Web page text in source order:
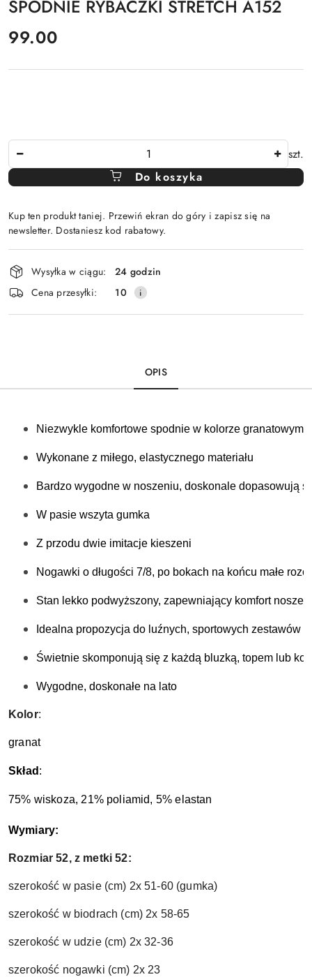
SPODNIE RYBACZKI STRETCH A152
cena:
99.00
szt.
Do koszyka
Kup ten produkt taniej. Przewiń ekran do góry i zapisz się na
newsletter. Dostaniesz kod rabatowy.
Dostępność
i
dostawa
Wysyłka w ciągu:
24 godzin
Cena przesyłki:
10
OPIS
Niezwykle komfortowe spodnie w kolorze granatowym
Wykonane z miłego, elastycznego materiału
Bardzo wygodne w noszeniu, doskonale dopasowują
W pasie wszyta gumka
Z przodu dwie imitacje kieszeni
Nogawki o długości 7/8, po bokach na końcu małe
Stan lekko podwyższony, zapewniający komfort
Idealna propozycja do luźnych, sportowych zestawów
Świetnie skomponują się z każdą bluzką, topem lub
Wygodne, doskonałe na lato
Kolor:
granat
Skład :
75% wiskoza, 21% poliamid, 5% elastan
Wymiary:
Rozmiar 52, z metki 52:
szerokość w pasie (cm) 2x 51-60(gumka)
szerokość w biodrach (cm) 2x 58-65
szerokość w udzie (cm) 2x 32-36
szerokość nogawki (cm) 2x 23